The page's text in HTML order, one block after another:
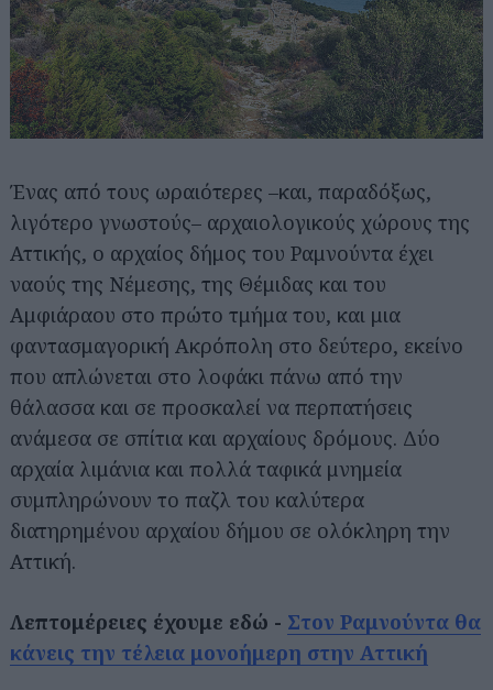
Ένας από τους ωραιότερες –και, παραδόξως,
λιγότερο γνωστούς– αρχαιολογικούς χώρους της
Αττικής, ο αρχαίος δήμος του Ραμνούντα έχει
ναούς της Νέμεσης, της Θέμιδας και του
Αμφιάραου στο πρώτο τμήμα του, και μια
φαντασμαγορική Ακρόπολη στο δεύτερο, εκείνο
που απλώνεται στο λοφάκι πάνω από την
θάλασσα και σε προσκαλεί να περπατήσεις
ανάμεσα σε σπίτια και αρχαίους δρόμους. Δύο
αρχαία λιμάνια και πολλά ταφικά μνημεία
συμπληρώνουν το παζλ του καλύτερα
διατηρημένου αρχαίου δήμου σε ολόκληρη την
Αττική.
Λεπτομέρειες έχουμε εδώ - Στον Ραμνούντα θα
κάνεις την τέλεια μονοήμερη στην Αττική